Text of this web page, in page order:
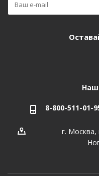
8-800-511-01-
г.